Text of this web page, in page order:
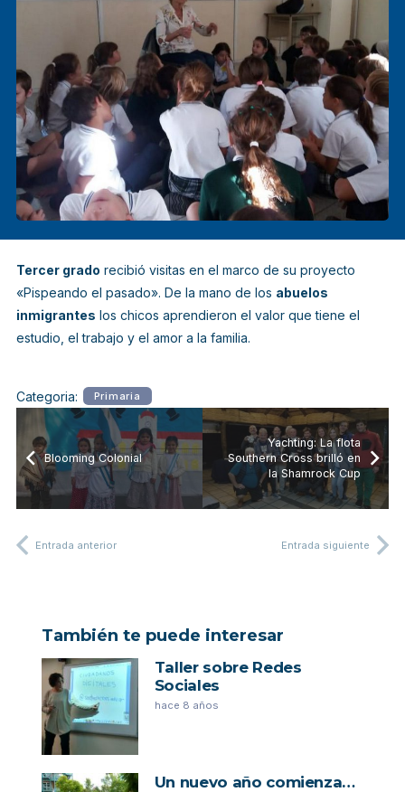
Tercer grado recibió visitas en el marco de su proyecto
«Pispeando el pasado». De la mano de los abuelos
inmigrantes los chicos aprendieron el valor que tiene el
estudio, el trabajo y el amor a la familia.
Categoria: Primaria
Blooming Colonial
Yachting: La flota
Southern Cross brilló en
la Shamrock Cup
Entrada anterior Entrada siguiente
También te puede interesar
Taller sobre Redes
Sociales
hace 8 años
Un nuevo año comienza…